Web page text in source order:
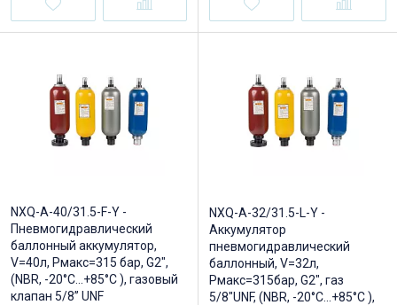
NXQ-A-40/31.5-F-Y -
Пневмогидравлический
баллонный аккумулятор,
V=40л, Рмакс=315 бар, G2",
(NBR, -20°C...+85°C ), газовый
клапан 5/8” UNF
NXQ-A-32/31.5-L-Y -
Аккумулятор
пневмогидравлический
баллонный, V=32л,
Рмакс=315бар, G2", газ
5/8"UNF, (NBR, -20°C...+85°C ),